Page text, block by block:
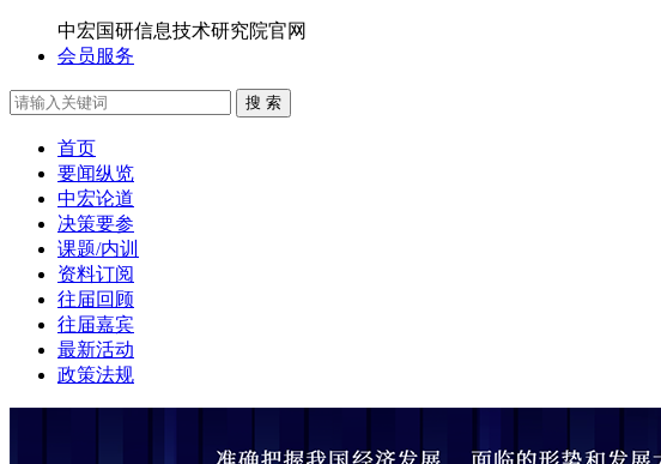
中宏国研信息技术研究院官网
会员服务
搜 索
首页
要闻纵览
中宏论道
决策要参
课题/内训
资料订阅
往届回顾
往届嘉宾
最新活动
政策法规